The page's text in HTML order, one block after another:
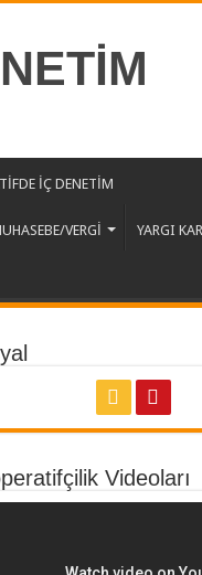
İÇ DENETİM
VERGİ YARGI
Videoları